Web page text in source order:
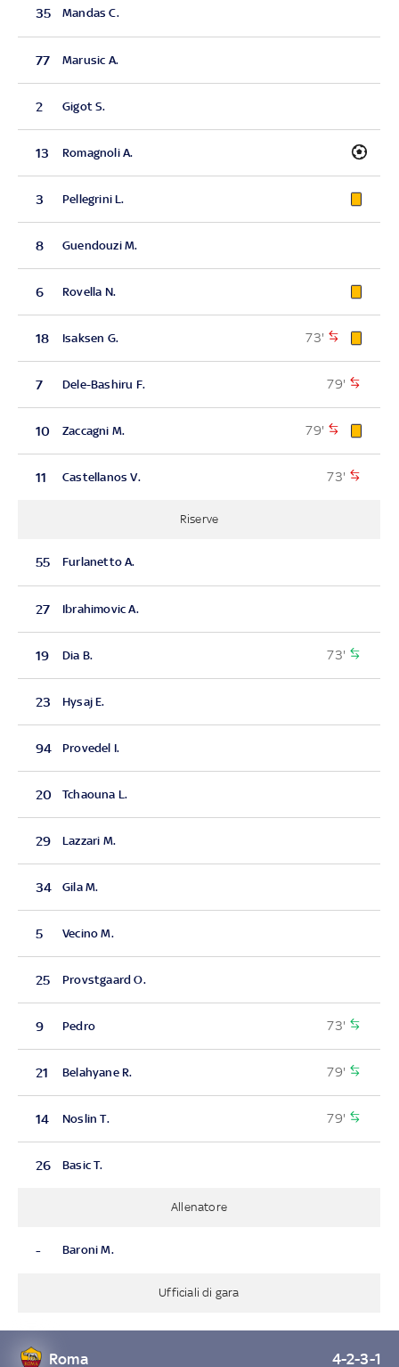
35 Mandas C.
77 Marusic A.
2 Gigot S.
13 Romagnoli A.
3 Pellegrini L.
8 Guendouzi M.
6 Rovella N.
18 Isaksen G. 73'
7 Dele-Bashiru F. 79'
10 Zaccagni M. 79'
11 Castellanos V. 73'
Riserve
55 Furlanetto A.
27 Ibrahimovic A.
19 Dia B. 73'
23 Hysaj E.
94 Provedel I.
20 Tchaouna L.
29 Lazzari M.
34 Gila M.
5 Vecino M.
25 Provstgaard O.
9 Pedro 73'
21 Belahyane R. 79'
14 Noslin T. 79'
26 Basic T.
Allenatore
- Baroni M.
Ufficiali di gara
Roma 4-2-3-1